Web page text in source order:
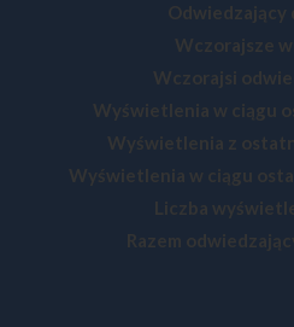
Odwiedzający
Wczorajsze
Wczorajsi
Wyświetlenia w ciągu
Wyświetlenia z
Wyświetlenia w ciągu
Liczba
Razem